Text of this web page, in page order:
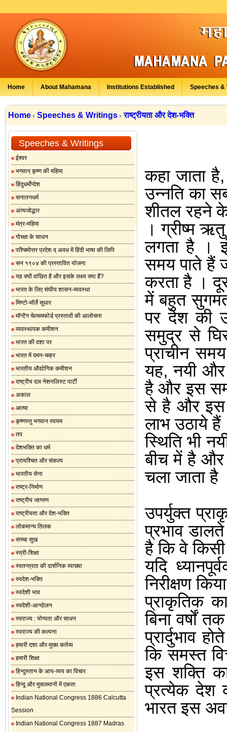
Home About Mahamana Institutions Established Speeches &
Home Speeches & Writings राष्ट्रीयता और देश-भक्ति
Speeches & Writings
ईश्वर
भगवान् कृष्ण की महिमा
हिंदुधर्मोप्देश
सनातनधर्म
अंत्यजोद्धार
मंत्र-महिमा
गोरक्षा के साधन
पश्चिमोत्तर प्रदेश व् अवध में हिंदी भाषा की लिपि
सन १९०४ की प्रस्तावित योजना
यह क्यों वांछित है और इसके लक्ष्य क्या हैं?
भारत के लिए संघीय शासन-व्यवस्था
मिण्टो-मॉर्ले सुधार
मॉन्टैग चेल्समफोर्ड प्रस्तावों की आलोचना
व्यवस्थापक कमीशन
भारत की दशा पर
भारत में दमन-चक्र
भारतीय औद्योगिक कमीशन
राष्ट्रीय दल नेशनलिस्ट पार्टी
अकाल
आत्मा
कृष्णस्तु भगवान स्वयम
तप
देशभक्ति का धर्म
प्रायश्चित और संकल्प
भारतीय सेना
राष्ट्र-निर्माण
राष्ट्रीय जागरण
राष्ट्रीयता और देश-भक्ति
लोकमान्य तिलक
सच्चा सुख
स्त्री-शिक्षा
स्वतन्त्रता की दार्शनिक व्याख्या
स्वदेश-भक्ति
स्वदेशी भाव
स्वदेशी-आन्दोलन
स्वराज्य : योग्यता और साधन
स्वराज्य की कल्पना
हमारी दशा और मुख्य कर्तव्य
हमारी शिक्षा
हिन्दुस्तान के आय-व्यय का विचार
हिन्दू और मुसलमानों में एकता
Indian National Congress 1886 Calcutta
Session
Indian National Congress 1887 Madras
कहा जाता है
उन्नति का
शीतल रहने
।ग्रीष्म
लगता है
।
समय पाते हैं
करता है ।
में बहुत
पर देश की
समुद्र से
प्राचीन
यह,नयी और
है और इस
से है और इस
लाभ उठाये हैं
स्थिति भी
बीच में है और
चला जाता है
उपर्युक्त
प्रभाव
है कि वे
यदि
निरीक्षण
प्राकृतिक
बिना वर्षों
प्रार्दुभाव
कि समस्त
इस शक्ति
प्रत्येक देश
भारत इस